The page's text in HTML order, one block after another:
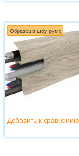
Образец в шоу-руме
Добавить к сравнению